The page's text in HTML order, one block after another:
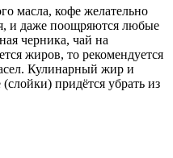
масла, кофе желательно
и даже поощряются любые
черника, чай на
жиров, то рекомендуется
Кулинарный жир и
придётся убрать из